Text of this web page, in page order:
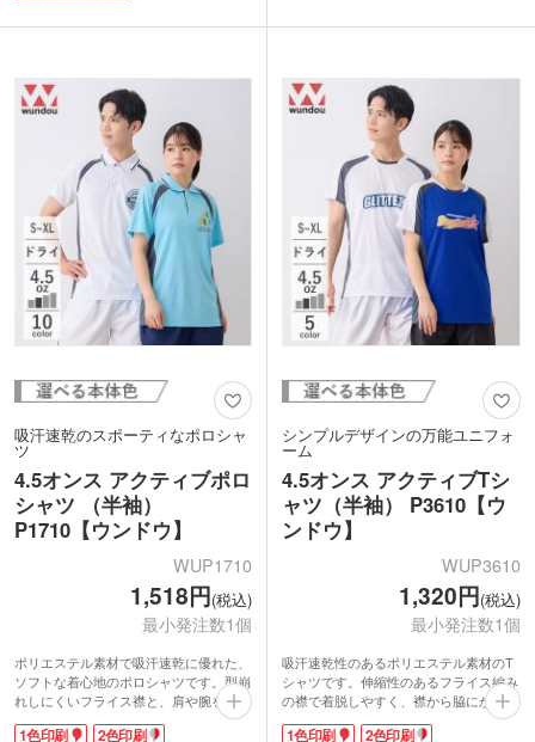
1色印刷からフルカラー印刷まで、オリ
ォーム、地域イベントのウェアなどにお
すすめ。お好きな本体色を1枚から選ん
でご注文いただけます。
動画提供 : Printstar
ント可能です。男女兼用でシンプルな無
で幅広いシーンのオリジナルウェア作成
におすすめ。
吸汗速乾のスポーティなポロシャ
ツ
4.5オンス アクティブポロ
シャツ （半袖）
P1710【ウンドウ】
WUP1710
1,518円(税込)
最小発注数1個
ポリエステル素材で吸汗速乾に優れた、
ソフトな着心地のポロシャツです。型崩
れしにくいフライス襟と、肩や腕を動か
しやすいラグラン袖で、スポーツウェア
1色印刷 2色印刷
シンプルデザインの万能ユニフォ
ーム
4.5オンス アクティブTシ
ャツ（半袖） P3610【ウ
ンドウ】
WUP3610
1,320円(税込)
最小発注数1個
吸汗速乾性のあるポリエステル素材のT
シャツです。伸縮性のあるフライス編み
の襟で着脱しやすく、襟から脇にかけて
切り替えられたラグラン袖が肩や腕の動
1色印刷 2色印刷